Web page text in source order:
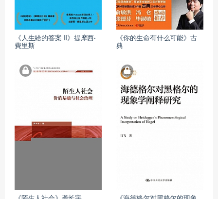
《人生給的答案 II》提摩西·
費里斯
《你的生命有什么可能》古
典